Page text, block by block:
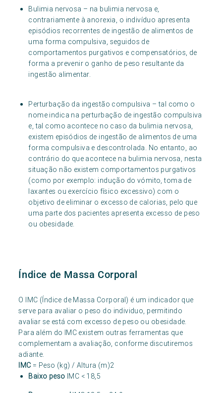
Bulimia nervosa – na bulimia nervosa e,
contrariamente à anorexia, o indivíduo apresenta
episódios recorrentes de ingestão de alimentos de
uma forma compulsiva, seguidos de
comportamentos purgativos e compensatórios, de
forma a prevenir o ganho de peso resultante da
ingestão alimentar.
Perturbação da ingestão compulsiva – tal como o
nome indica na perturbação de ingestão compulsiva
e, tal como acontece no caso da bulimia nervosa,
existem episódios de ingestão de alimentos de uma
forma compulsiva e descontrolada. No entanto, ao
contrário do que acontece na bulimia nervosa, nesta
situação não existem comportamentos purgativos
(como por exemplo: indução do vómito, toma de
laxantes ou exercício físico excessivo) com o
objetivo de eliminar o excesso de calorias, pelo que
uma parte dos pacientes apresenta excesso de peso
ou obesidade.
Índice de Massa Corporal
O IMC (Índice de Massa Corporal) é um indicador que
serve para avaliar o peso do individuo, permitindo
avaliar se está com excesso de peso ou obesidade.
Para além do IMC existem outras ferramentas que
complementam a avaliação, conforme discutiremos
adiante.
IMC = Peso (kg) / Altura (m)2
Baixo peso IMC < 18,5